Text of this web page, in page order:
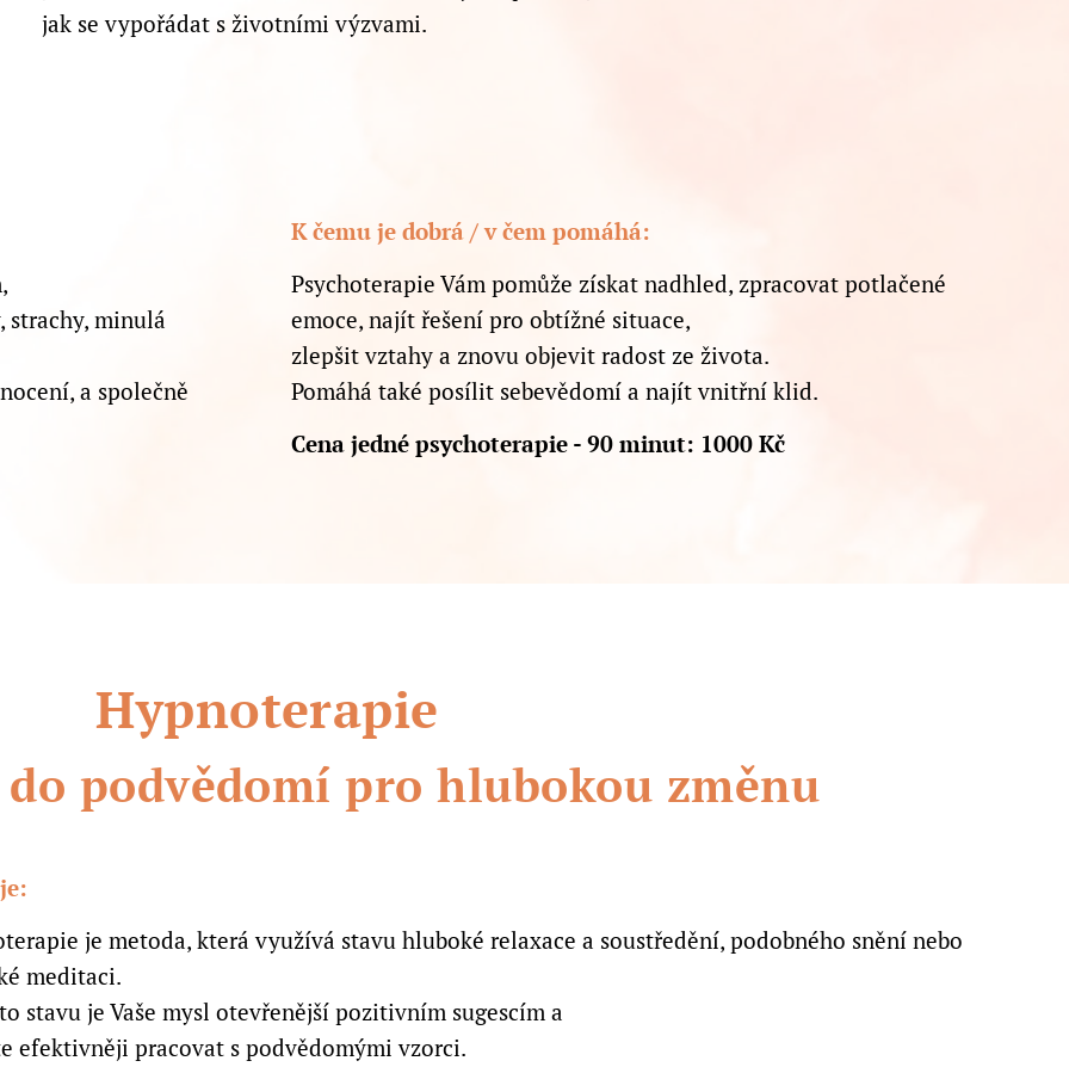
jak se vypořádat s životními výzvami.
strachy, minulá
a společně
K čemu je dobrá / v čem pomáhá:
Psychoterapie Vám pomůže získat nadhled, zpracovat potlačené
emoce, najít řešení pro obtížné situace,
zlepšit vztahy a znovu objevit radost ze života.
Pomáhá také posílit sebevědomí a najít vnitřní klid.
Cena jedné psychoterapie - 90 minut: 1000 Kč
Hypnoterapie
podvědomí pro hlubokou změnu
je metoda, která využívá stavu hluboké relaxace a soustředění, podobného snění nebo
meditaci.
stavu je Vaše mysl otevřenější pozitivním sugescím a
efektivněji pracovat s podvědomými vzorci.